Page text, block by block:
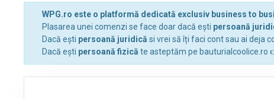
WPG.ro este o platformă dedicată exclusiv business to
Plasarea unei comenzi se face doar dacă ești persoană
Dacă ești persoană juridică si vrei să îți faci cont sau ai deja
Dacă ești persoană fizică te asteptăm pe bauturialcoolice.ro